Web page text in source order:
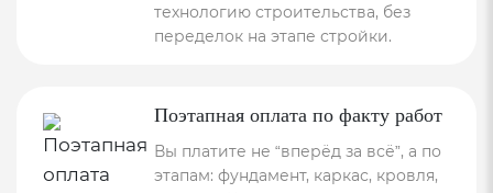
технологию строительства, без
переделок на этапе стройки.
Поэтапная оплата по факту работ
Вы платите не “вперёд за всё”, а по
этапам: фундамент, каркас, кровля,